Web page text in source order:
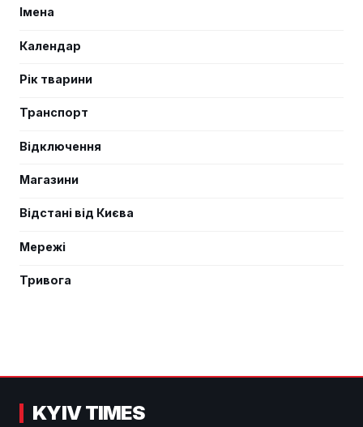
Імена
Календар
Рік тварини
Транспорт
Відключення
Магазини
Відстані від Києва
Мережі
Тривога
KYIV TIMES